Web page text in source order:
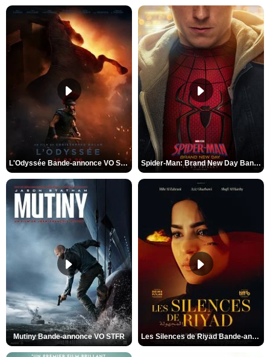
L'Odyssée Bande-annonce VO STFR Spider-Man: Brand New Day Bande-annonce VO STFR
Mutiny Bande-annonce VO STFR Les Silences de Riyad Bande-annonce VO STFR